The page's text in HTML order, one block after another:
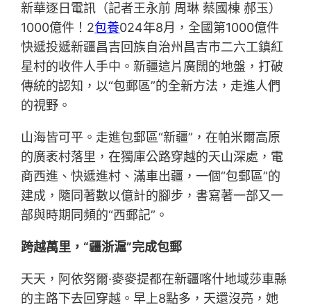
新華逐日電訊（記者王永前 周琳 蔡國棟 郝玉）
1000億件！2包養024年8月，全國第1000億件
快遞投遞新疆昌吉回族自治州昌吉市二六工鎮紅
星村的收件人手中。新疆這片廣闊的地盤，打破
傳統的認知，以“包郵區”的全新方法，走進人們
的視野。
山海皆可平。走進包郵區“新疆”，在帕米爾高原
的廣袤村落里，在獨庫公路穿越的天山深處，電
商西進、快遞進村、滿車出疆，一個“包郵區”的
建成，隨同著數以億計的腳步，書寫著一部又一
部與時期同頻的“西郵記”。
跨越萬里，“疆浙滬”完成包郵
天天，阿依努爾·麥麥提都在新疆喀什地域莎車縣
的主路下去回穿越。早上8點多，天還沒亮，她